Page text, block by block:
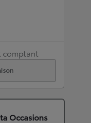
comptant
Occasions